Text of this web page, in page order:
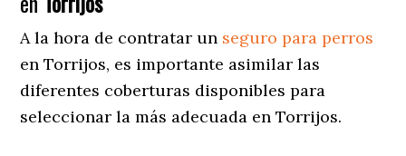
A la hora de contratar un seguro para perros
en Torrijos, es importante asimilar las
diferentes coberturas disponibles para
seleccionar la más adecuada en Torrijos.